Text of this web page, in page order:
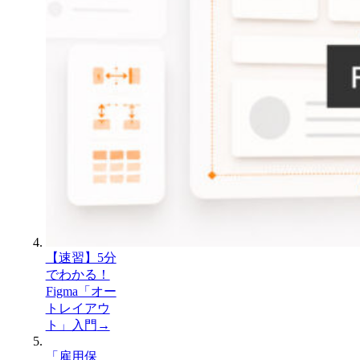
【速習】5分
でわかる！
Figma「オー
トレイアウ
ト」入門 →
「雇用保